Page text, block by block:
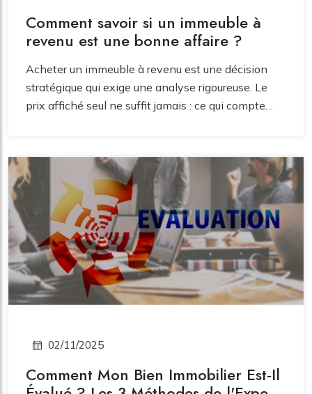
Comment savoir si un immeuble à
revenu est une bonne affaire ?
Acheter un immeuble à revenu est une décision
stratégique qui exige une analyse rigoureuse. Le
prix affiché seul ne suffit jamais : ce qui compte
entraîne. Voici les principaux paramètres à
examiner pour déterminer si une acquisition vaut la
02/11/2025
Comment Mon Bien Immobilier Est-Il